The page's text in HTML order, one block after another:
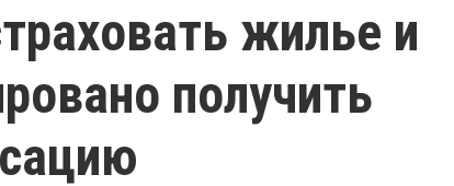
жилье и
получить